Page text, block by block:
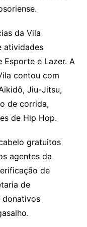
da Vila
atividades
Esporte e Lazer. A
contou com
Jiu-Jitsu,
de corrida,
de Hip Hop.
gratuitos
agentes da
de
de
donativos